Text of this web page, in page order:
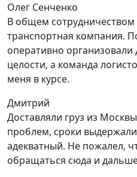
Олег Сенченко
В общем
транспортная компания.
оперативно организовали
целости, а команда
меня в курсе.
Дмитрий
Доставляли груз из
проблем, сроки
адекватный. Не пожалел,
обращаться сюда и